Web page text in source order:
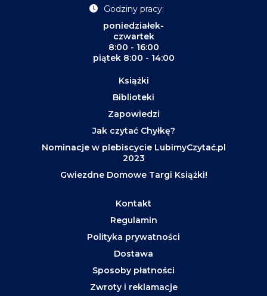
Godziny pracy:
poniedziałek-
czwartek
8:00 - 16:00
piątek 8:00 - 14:00
Książki
Biblioteki
Zapowiedzi
Jak czytać Chyłkę?
Nominacje w plebiscycie LubimyCzytać.pl
2023
Gwiezdne Domowe Targi Książki!
Kontakt
Regulamin
Polityka prywatności
Dostawa
Sposoby płatności
Zwroty i reklamacje